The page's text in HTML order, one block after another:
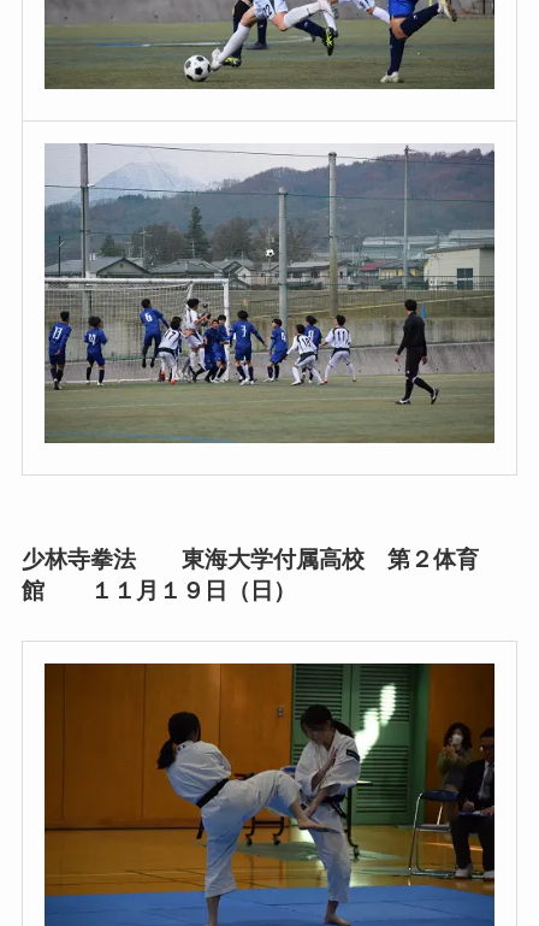
少林寺拳法 東海大学付属高校 第２体育
館 １１月１９日（日）